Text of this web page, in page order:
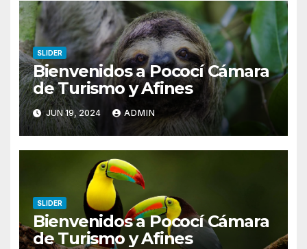
SLIDER
Bienvenidos a Pococí Cámara
de Turismo y Afines
JUN 19, 2024 ADMIN
SLIDER
Bienvenidos a Pococí Cámara
de Turismo y Afines